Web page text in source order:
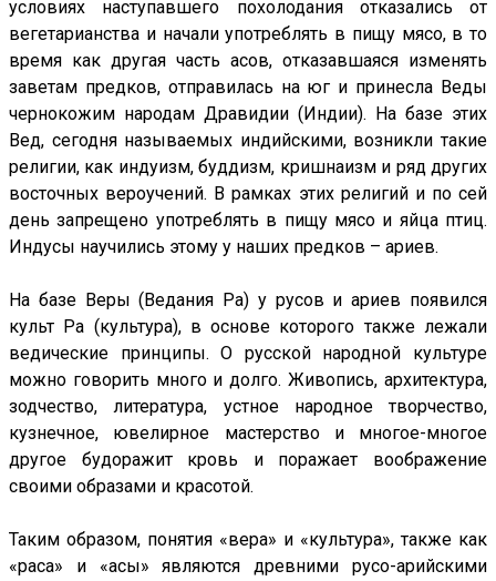
условиях наступавшего похолодания отказались от
вегетарианства и начали употреблять в пищу мясо, в то
время как другая часть асов, отказавшаяся изменять
заветам предков, отправилась на юг и принесла Веды
чернокожим народам Дравидии (Индии). На базе этих
Вед, сегодня называемых индийскими, возникли такие
религии, как индуизм, буддизм, кришнаизм и ряд других
восточных вероучений. В рамках этих религий и по сей
день запрещено употреблять в пищу мясо и яйца птиц.
Индусы научились этому у наших предков – ариев.
На базе Веры (Ведания Ра) у русов и ариев появился
культ Ра (культура), в основе которого также лежали
ведические принципы. О русской народной культуре
можно говорить много и долго. Живопись, архитектура,
зодчество, литература, устное народное творчество,
кузнечное, ювелирное мастерство и многое-многое
другое будоражит кровь и поражает воображение
своими образами и красотой.
Таким образом, понятия «вера» и «культура», также как
«раса» и «асы» являются древними русо-арийскими